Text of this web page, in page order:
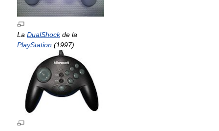
La DualShockde la
PlayStation (1997)